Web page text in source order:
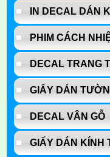
IN DECAL DÁN
PHIM CÁCH
DECAL TRANG
GIẤY DÁN
DECAL VÂN GỖ
GIẤY DÁN KÍNH